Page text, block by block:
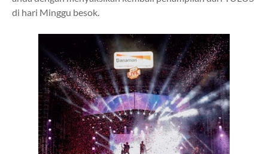
di hari Minggu besok.